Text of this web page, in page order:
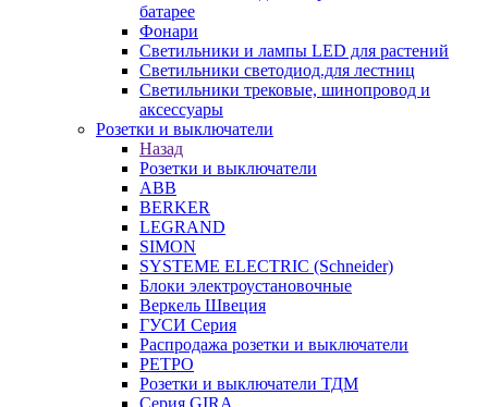
батарее
Фонари
Светильники и лампы LED для растений
Светильники светодиод.для лестниц
Светильники трековые, шинопровод и
аксессуары
Розетки и выключатели
Назад
Розетки и выключатели
ABB
BERKER
LEGRAND
SIMON
SYSTEME ELECTRIC (Schneider)
Блоки электроустановочные
Веркель Швеция
ГУСИ Серия
Распродажа розетки и выключатели
РЕТРО
Розетки и выключатели ТДМ